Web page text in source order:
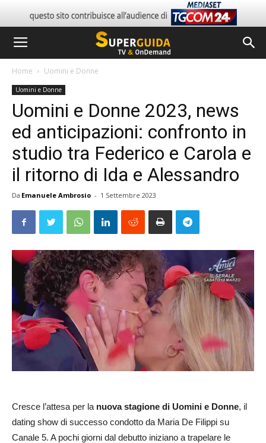
Home Uomini e Donne
Uomini e Donne
Uomini e Donne 2023, news
ed anticipazioni: confronto in
studio tra Federico e Carola e
il ritorno di Ida e Alessandro
Da Emanuele Ambrosio - 1 Settembre 2023
Cresce l’attesa per la nuova stagione di Uomini e Donne, il
dating show di successo condotto da Maria De Filippi su
Canale 5. A pochi giorni dal debutto iniziano a trapelare le